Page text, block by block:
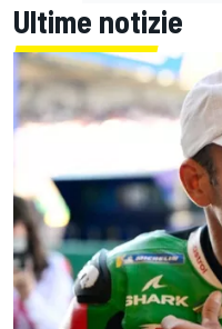
Ultime notizie